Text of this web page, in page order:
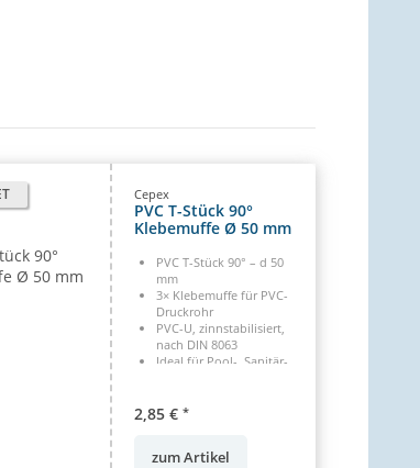
Cepex
PVC T-Stück 90°
Klebemuffe Ø 50 mm
PVC T-Stück 90° – d 50
mm
3× Klebemuffe für PVC-
Druckrohr
PVC-U, zinnstabilisiert,
nach DIN 8063
Ideal für Pool-, Sanitär-
2,85 € *
zum Artikel